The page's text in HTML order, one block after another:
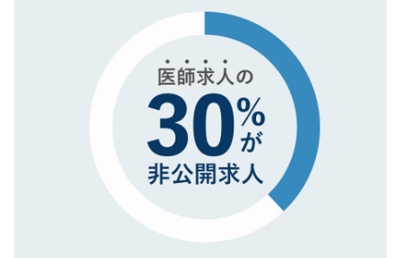
で、機密保持に関してもご安心ください。